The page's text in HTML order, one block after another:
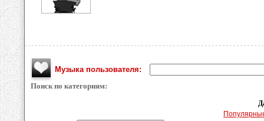
Музыка пользователя:
Поиск по категориям: